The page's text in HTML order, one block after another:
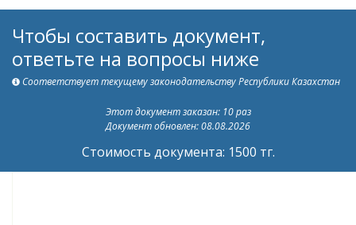
Чтобы составить документ,
ответьте на вопросы ниже
Соответствует текущему законодательству Республики Казахстан
Этот документ заказан: 10 раз
Документ обновлен: 08.08.2026
Стоимость документа: 1500 тг.